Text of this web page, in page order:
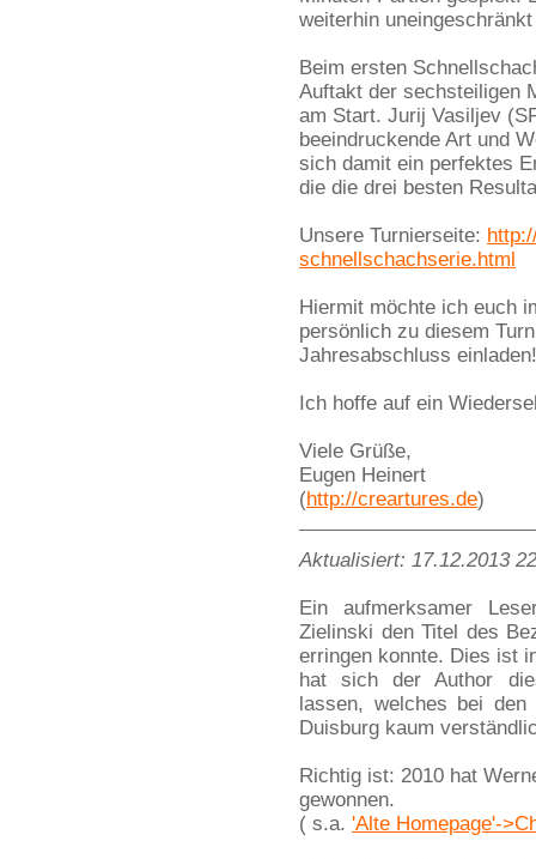
weiterhin
Beim ersten
Auftakt der sechsteiligen
am Start. Jurij Vasiljev
beeindruckende Art und
sich damit ein perfektes
die die drei besten
Unsere Turnierseite:
schnellschachserie.html
Hiermit möchte ich euch
persönlich zu diesem
Jahresabschluss einladen!
Ich hoffe auf ein
Viele Grüße,
Eugen Heinert
(http://creartures.de)
Aktualisiert: 17.12.2013
Ein aufmerksamer
Zielinski den Titel des
erringen konnte. Dies ist
hat sich der Author
lassen, welches bei den
Duisburg kaum
Richtig ist: 2010 hat
gewonnen.
( s.a. 'Alte Homepage'-